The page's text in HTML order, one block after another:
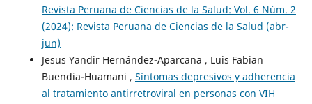
Revista Peruana de Ciencias de la Salud: Vol. 6 Núm. 2
(2024): Revista Peruana de Ciencias de la Salud (abr-
jun)
Jesus Yandir Hernández-Aparcana , Luis Fabian
Buendia-Huamani , Síntomas depresivos y adherencia
al tratamiento antirretroviral en personas con VIH